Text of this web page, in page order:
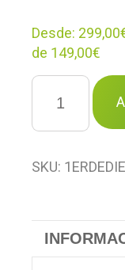
Desde: 299,00
de 149,00€
Alojamiento
WordPress
dedicado
cantidad
SKU: 1ERDEDIE